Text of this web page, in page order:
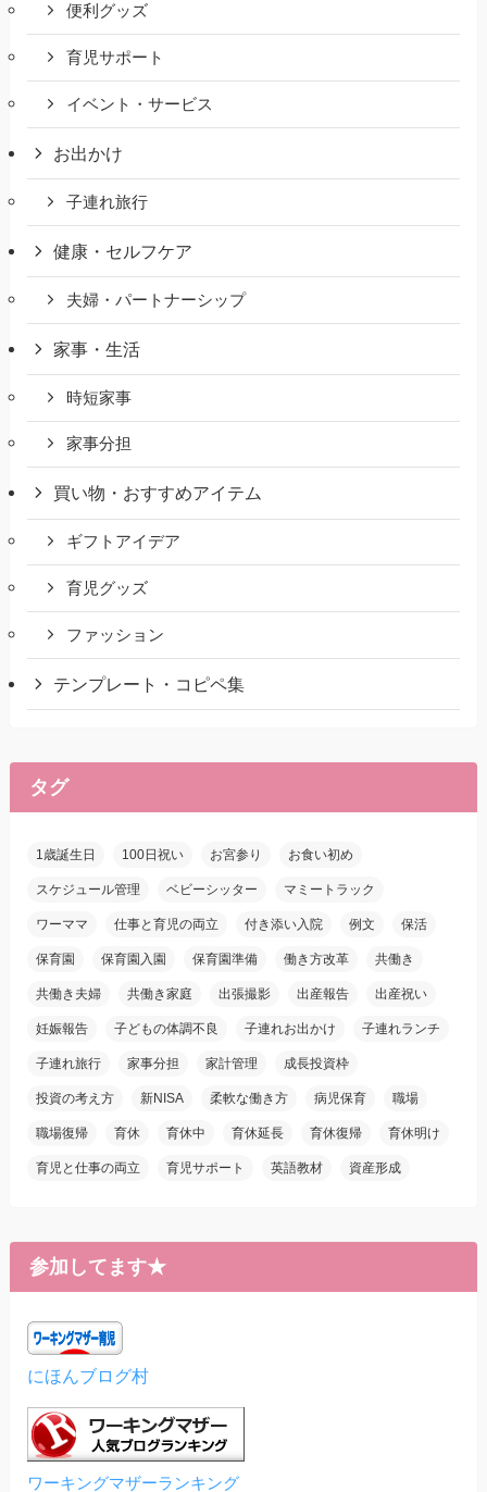
便利グッズ
育児サポート
イベント・サービス
お出かけ
子連れ旅行
健康・セルフケア
夫婦・パートナーシップ
家事・生活
時短家事
家事分担
買い物・おすすめアイテム
ギフトアイデア
育児グッズ
ファッション
テンプレート・コピペ集
タグ
1歳誕生日 100日祝い お宮参り お食い初め
スケジュール管理 ベビーシッター マミートラック
ワーママ 仕事と育児の両立 付き添い入院 例文 保活
保育園 保育園入園 保育園準備 働き方改革 共働き
共働き夫婦 共働き家庭 出張撮影 出産報告 出産祝い
妊娠報告 子どもの体調不良 子連れお出かけ 子連れランチ
子連れ旅行 家事分担 家計管理 成長投資枠
投資の考え方 新NISA 柔軟な働き方 病児保育 職場
職場復帰 育休 育休中 育休延長 育休復帰 育休明け
育児と仕事の両立 育児サポート 英語教材 資産形成
参加してます★
にほんブログ村
ワーキングマザーランキング